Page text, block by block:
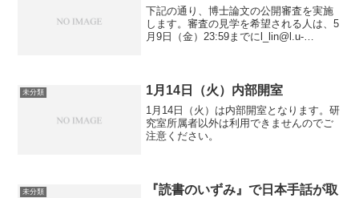
下記の通り、博士論文の公開審査を実施
します。審査の見学を希望される人は、5
月9日（金）23:59までにl_lin@l.u-
未分類 1月14日（火）内部開室
1月14日（火）は内部開室となります。研
究室所属者以外は利用できませんのでご
注意ください。
未分類
『読書のいずみ』で日本手話が取